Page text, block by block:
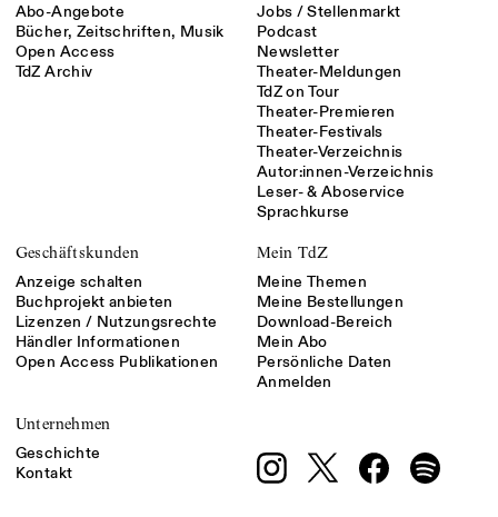
Abo-Angebote
Bücher, Zeitschriften, Musik
Open Access
TdZ Archiv
Jobs / Stellenmarkt
Podcast
Newsletter
Theater-Meldungen
TdZ on Tour
Theater-Premieren
Theater-Festivals
Theater-Verzeichnis
Autor:innen-Verzeichnis
Leser- & Aboservice
Sprachkurse
Geschäftskunden
Anzeige schalten
Buchprojekt anbieten
Lizenzen / Nutzungsrechte
Händler Informationen
Open Access Publikationen
Mein TdZ
Meine Themen
Meine Bestellungen
Download-Bereich
Mein Abo
Persönliche Daten
Anmelden
Unternehmen
Geschichte
Kontakt